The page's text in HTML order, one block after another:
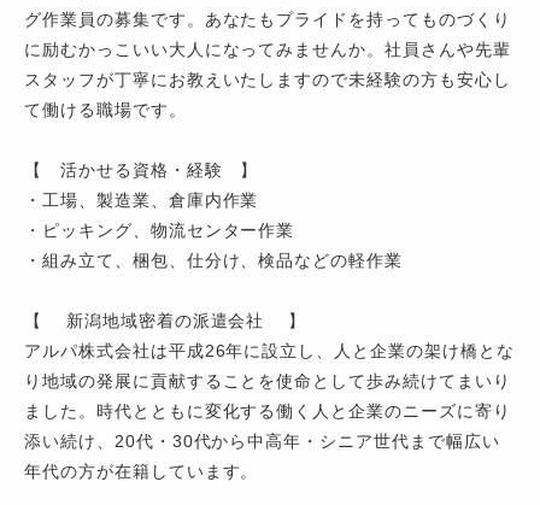
グ作業員の募集です。あなたもプライドを持ってものづくり
に励むかっこいい大人になってみませんか。社員さんや先輩
スタッフが丁寧にお教えいたしますので未経験の方も安心し
て働ける職場です。
【 活かせる資格・経験 】
・工場、製造業、倉庫内作業
・ピッキング、物流センター作業
・組み立て、梱包、仕分け、検品などの軽作業
【 新潟地域密着の派遣会社 】
アルパ株式会社は平成26年に設立し、人と企業の架け橋とな
り地域の発展に貢献することを使命として歩み続けてまいり
ました。時代とともに変化する働く人と企業のニーズに寄り
添い続け、20代・30代から中高年・シニア世代まで幅広い
年代の方が在籍しています。